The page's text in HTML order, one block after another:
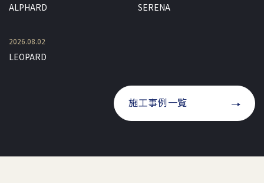
ALPHARD SERENA
2026.08.02
LEOPARD
施工事例一覧